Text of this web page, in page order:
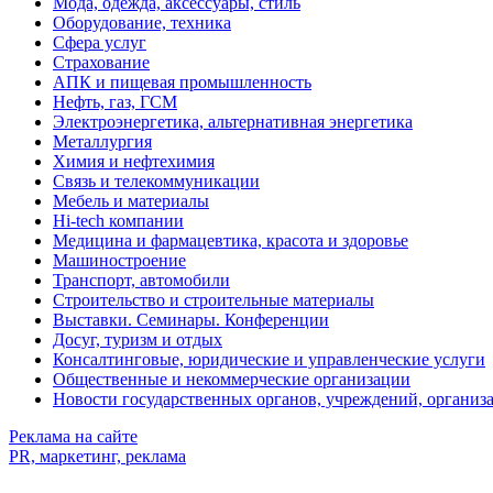
Оборудование, техника
Сфера услуг
Страхование
АПК и пищевая промышленность
Нефть, газ, ГСМ
Электроэнергетика, альтернативная энергетика
Металлургия
Химия и нефтехимия
Связь и телекоммуникации
Мебель и материалы
Hi-tech компании
Медицина и фармацевтика, красота и здоровье
Машиностроение
Транспорт, автомобили
Строительство и строительные материалы
Выставки. Семинары. Конференции
Досуг, туризм и отдых
Консалтинговые, юридические и управленческие услуги
Общественные и некоммерческие организации
Новости государственных органов, учреждений,
Реклама на сайте
PR, маркетинг, реклама